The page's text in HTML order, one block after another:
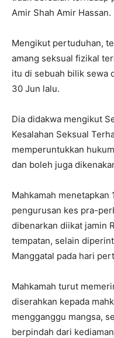
Amir Shah Amir Hassan.
Mengikut pertuduhan,
amang seksual fizikal
itu di sebuah bilik sewa
30 Jun lalu.
Dia didakwa mengikut
Kesalahan Seksual
memperuntukkan
dan boleh juga
Mahkamah menetapkan
pengurusan kes pra-
dibenarkan diikat jamin
tempatan, selain
Manggatal pada hari
Mahkamah turut
diserahkan kepada
mengganggu mangsa,
berpindah dari